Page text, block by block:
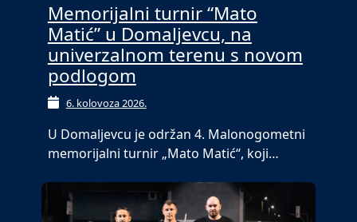
Memorijalni turnir “Mato
Matić” u Domaljevcu, na
univerzalnom terenu s novom
podlogom
6. kolovoza 2026.
U Domaljevcu je održan 4. Malonogometni
memorijalni turnir „Mato Matić“, koji…